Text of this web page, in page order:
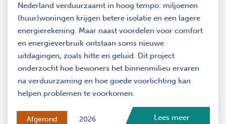
Nederland verduurzaamt in hoog tempo: miljoenen
(huur)woningen krijgen betere isolatie en een lagere
energierekening. Maar naast voordelen voor comfort
en energieverbruik ontstaan soms nieuwe
uitdagingen, zoals hitte en geluid. Dit project
onderzocht hoe bewoners het binnenmilieu ervaren
na verduurzaming en hoe goede voorlichting kan
helpen problemen te voorkomen.
Afgerond 2026 Lees meer